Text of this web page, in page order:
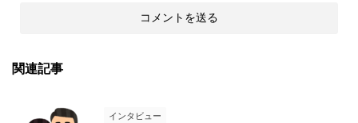
関連記事
インタビュー